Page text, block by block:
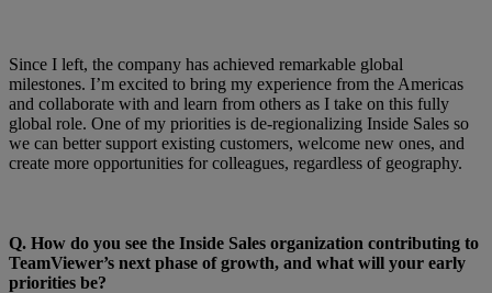
Since I left, the company has achieved remarkable global
milestones. I’m excited to bring my experience from the Americas
and collaborate with and learn from others as I take on this fully
global role. One of my priorities is de-regionalizing Inside Sales so
we can better support existing customers, welcome new ones, and
create more opportunities for colleagues, regardless of geography.
Q. How do you see the Inside Sales organization contributing to
TeamViewer’s next phase of growth, and what will your early
priorities be?